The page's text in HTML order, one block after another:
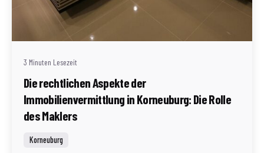
Geschrieben von
Redaktion Immofragen Bezirk: Korneuburg (AT)
3 Minuten Lesezeit
Die rechtlichen Aspekte der
Immobilienvermittlung in Korneuburg: Die Rolle
des Maklers
Korneuburg